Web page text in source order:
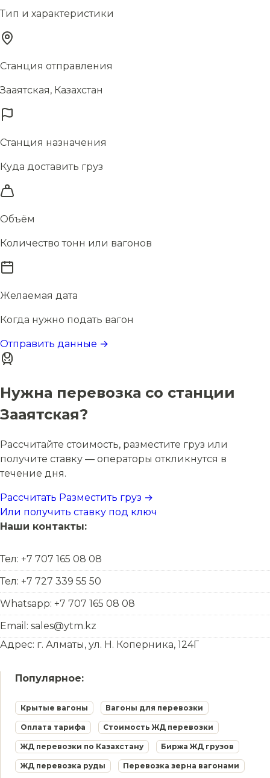
Тип и характеристики
Станция отправления
Зааятская, Казахстан
Станция назначения
Куда доставить груз
Объём
Количество тонн или вагонов
Желаемая дата
Когда нужно подать вагон
Отправить данные →
Нужна перевозка со станции
Зааятская?
Рассчитайте стоимость, разместите груз или
получите ставку — операторы откликнутся в
течение дня.
Рассчитать Разместить груз →
Или получить ставку под ключ
Наши контакты:
Тел: +7 707 165 08 08
Тел: +7 727 339 55 50
Whatsapp: +7 707 165 08 08
Email: sales@ytm.kz
Адрес: г. Алматы, ул. Н. Коперника, 124Г
Популярное:
Крытые вагоны Вагоны для перевозки
Оплата тарифа Стоимость ЖД перевозки
ЖД перевозки по Казахстану Биржа ЖД грузов
ЖД перевозка руды Перевозка зерна вагонами